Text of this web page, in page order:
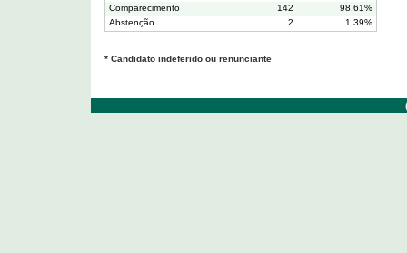
Comparecimento
142
98.61%
Abstenção
2 1.39%
* Candidato indeferido ou renunciante